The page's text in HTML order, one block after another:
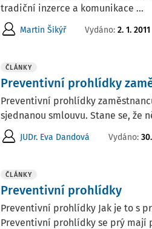
tradiční inzerce a komunikace ...
Martin Šikýř Vydáno: 2. 1. 2011
ČLÁNKY
Preventivní prohlídky
Preventivní prohlídky
sjednanou smlouvu. Stane se, že
JUDr. Eva Dandová Vydáno:
ČLÁNKY
Preventivní prohlídky
Preventivní prohlídky Jak je to s
Preventivní prohlídky se prý mají